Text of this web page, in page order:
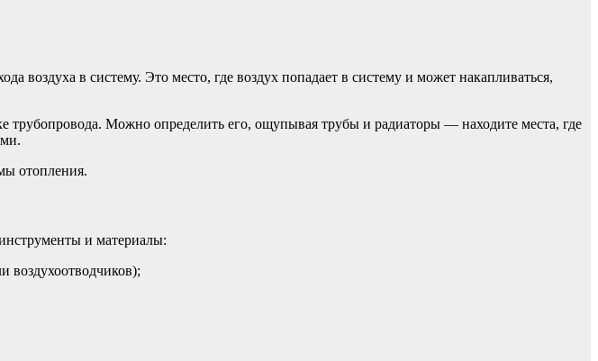
воздуха в систему. Это место, где воздух попадает в систему и может накапливаться,
трубопровода. Можно определить его, ощупывая трубы и радиаторы — находите места, где
отопления.
и материалы:
воздухоотводчиков);